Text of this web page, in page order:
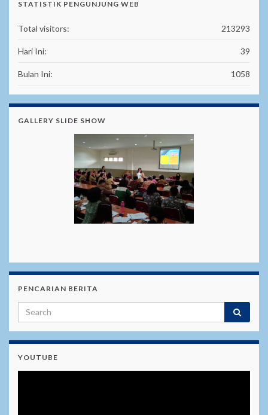
STATISTIK PENGUNJUNG WEB
213293
Total visitors:
39
Hari Ini:
1058
Bulan Ini:
GALLERY SLIDE SHOW
PENCARIAN BERITA
YOUTUBE